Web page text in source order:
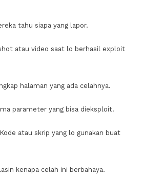
tahu siapa yang lapor.
atau video saat lo berhasil exploit
halaman yang ada celahnya.
parameter yang bisa dieksploit.
Kode atau skrip yang lo gunakan buat
kenapa celah ini berbahaya.